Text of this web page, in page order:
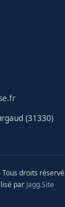
(31330)
droits
par Jagg.Site